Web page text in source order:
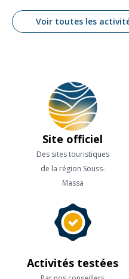
Voir toutes les
Site officiel
Des sites touristiques
de la région Souss-
Massa
Activités testées